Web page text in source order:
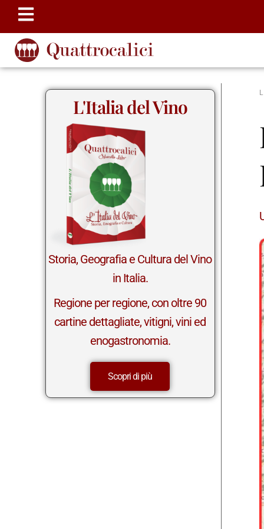
L'Italia del Vino
Storia, Geografia e Cultura del Vino
in Italia.
Regione per regione, con oltre 90
cartine dettagliate, vitigni, vini ed
enogastronomia.
Scopri di più